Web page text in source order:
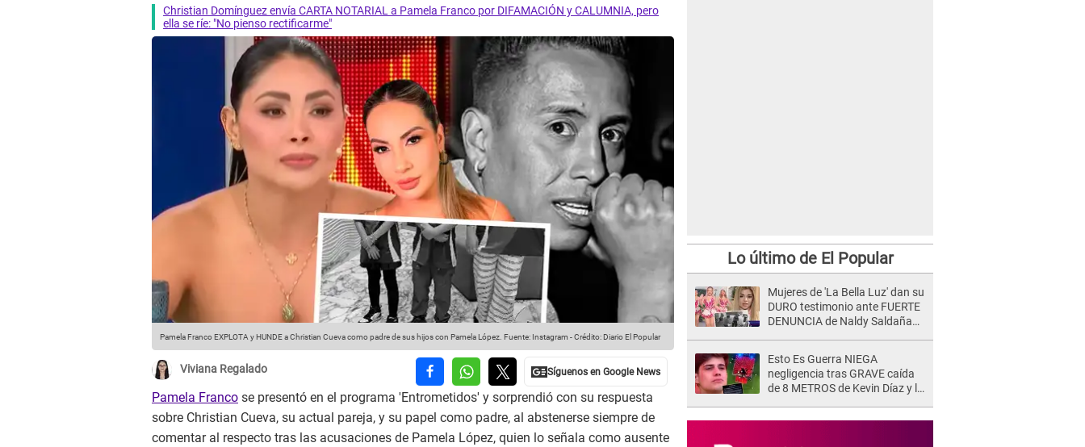
Christian Domínguez envía CARTA NOTARIAL a Pamela Franco por DIFAMACIÓN y CALUMNIA, pero
ella se ríe: "No pienso rectificarme"
Pamela Franco EXPLOTA y HUNDE a Christian Cueva como padre de sus hijos con Pamela López. Fuente: Instagram -Crédito: Diario El Popular
Viviana Regalado
Pamela Franco se presentó en el programa 'Entrometidos' y sorprendió con su respuesta
sobre Christian Cueva, su actual pareja, y su papel como padre, al abstenerse siempre de
comentar al respecto tras las acusaciones de Pamela López, quien lo señala como ausente
Lo último de El Popular
Mujeres de 'La Bella Luz' dan su
DURO testimonio ante FUERTE
DENUNCIA de Naldy Saldaña
Esto Es Guerra NIEGA
negligencia tras GRAVE caída
de 8 METROS de Kevin Díaz y lo